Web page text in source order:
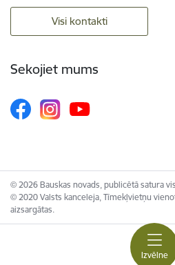
Izvēlne
Visi kontakti
Sekojiet mums
© 2026 Bauskas novads, publicētā satura
© 2020 Valsts kanceleja, Tīmekļvietņu
aizsargātas.